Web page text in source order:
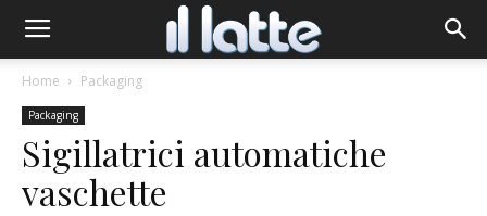
Home Packaging
Packaging
Sigillatrici automatiche
vaschette